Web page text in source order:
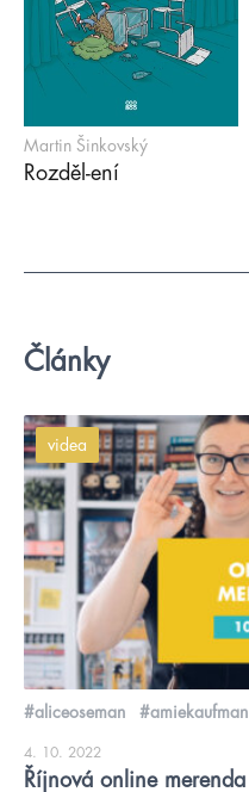
Martin Šinkovský
Rozděl-ení
Články
videa
#aliceoseman #amiekaufman
4. 10. 2022
Říjnová online merenda